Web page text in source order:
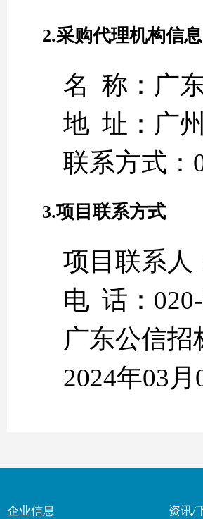
2.采购代理机构信息
名 称：广
地 址：广
联系方式：
3.项目联系方式
项目联系人
电 话：
广东公信招
2024年03月
企业信息 资讯/